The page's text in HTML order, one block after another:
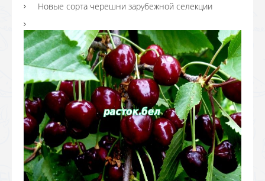
Новые сорта черешни зарубежной селекции